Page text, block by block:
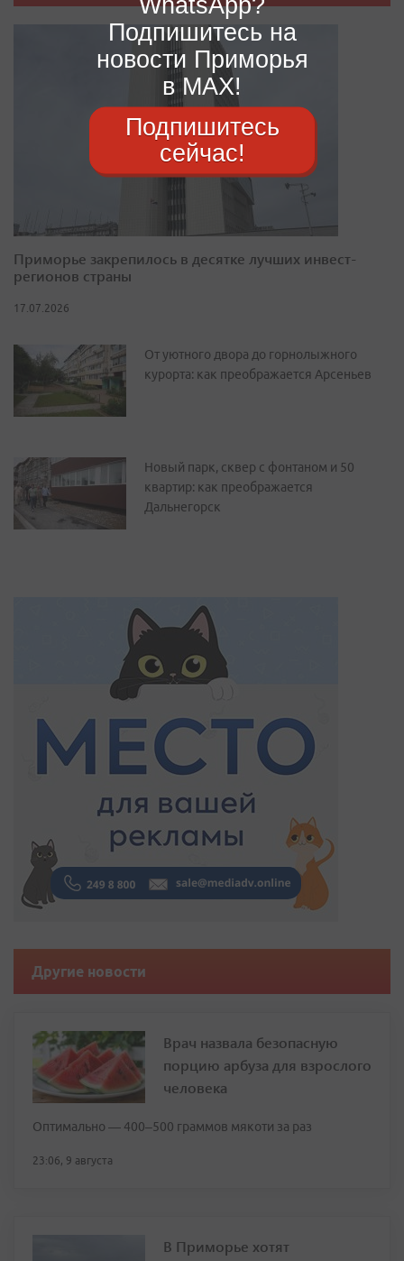
Приморье закрепилось в десятке лучших инвест-
регионов страны
17.07.2026
От уютного двора до горнолыжного
курорта: как преображается Арсеньев
Новый парк, сквер с фонтаном и 50
квартир: как преображается
Дальнегорск
Другие новости
Врач назвала безопасную
порцию арбуза для взрослого
человека
Оптимально — 400–500 граммов мякоти за раз
23:06, 9 августа
В Приморье хотят
Подпишитесь на
новости Приморья
в MAX!
Подпишитесь
сейчас!